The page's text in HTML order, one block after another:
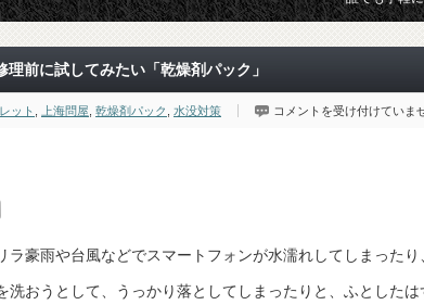
前に試してみたい「乾燥剤パック」
ット 上海問屋 乾燥剤パック 水没対策
ス
故
発
有
コメントを受け付けていま
豪雨や台風などでスマートフォンが水濡れしてしまったり
おうとして、うっかり落としてしまったりと、ふとしたは